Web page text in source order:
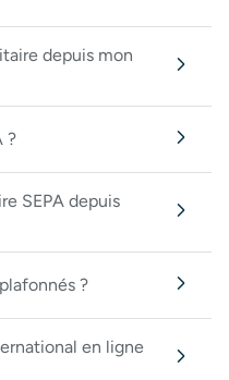
depuis mon
?
SEPA depuis
?
en ligne